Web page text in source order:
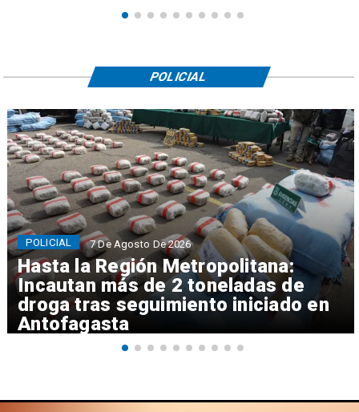
Hasta la Región Metropolitana:
Incautan más de 2 toneladas de
droga tras seguimiento iniciado en
Antofagasta
POLICIAL 7 De Agosto De 2026
POLICIAL